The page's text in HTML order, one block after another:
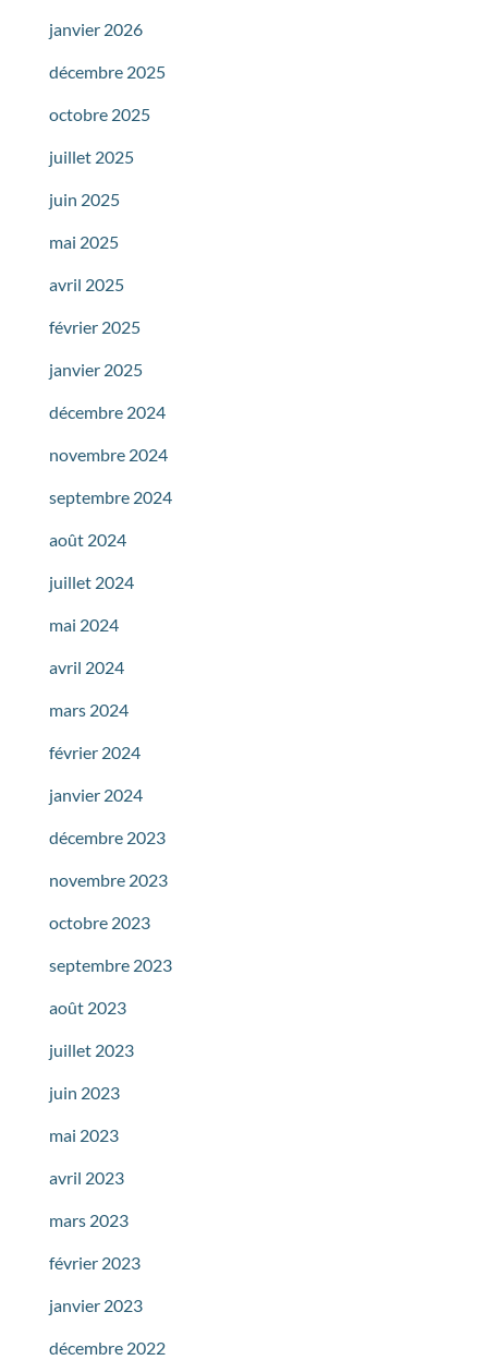
janvier 2026
décembre 2025
octobre 2025
juillet 2025
juin 2025
mai 2025
avril 2025
février 2025
janvier 2025
décembre 2024
novembre 2024
septembre 2024
août 2024
juillet 2024
mai 2024
avril 2024
mars 2024
février 2024
janvier 2024
décembre 2023
novembre 2023
octobre 2023
septembre 2023
août 2023
juillet 2023
juin 2023
mai 2023
avril 2023
mars 2023
février 2023
janvier 2023
décembre 2022